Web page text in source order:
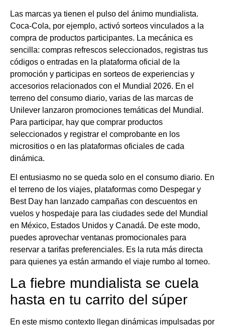
Las marcas ya tienen el pulso del ánimo mundialista.
Coca-Cola, por ejemplo, activó sorteos vinculados a la
compra de productos participantes. La mecánica es
sencilla: compras refrescos seleccionados, registras tus
códigos o entradas en la plataforma oficial de la
promoción y participas en sorteos de experiencias y
accesorios relacionados con el Mundial 2026. En el
terreno del consumo diario, varias de las marcas de
Unilever lanzaron promociones temáticas del Mundial.
Para participar, hay que comprar productos
seleccionados y registrar el comprobante en los
micrositios o en las plataformas oficiales de cada
dinámica.
El entusiasmo no se queda solo en el consumo diario. En
el terreno de los viajes, plataformas como Despegar y
Best Day han lanzado campañas con descuentos en
vuelos y hospedaje para las ciudades sede del Mundial
en México, Estados Unidos y Canadá. De este modo,
puedes aprovechar ventanas promocionales para
reservar a tarifas preferenciales. Es la ruta más directa
para quienes ya están armando el viaje rumbo al torneo.
La fiebre mundialista se cuela
hasta en tu carrito del súper
En este mismo contexto llegan dinámicas impulsadas por